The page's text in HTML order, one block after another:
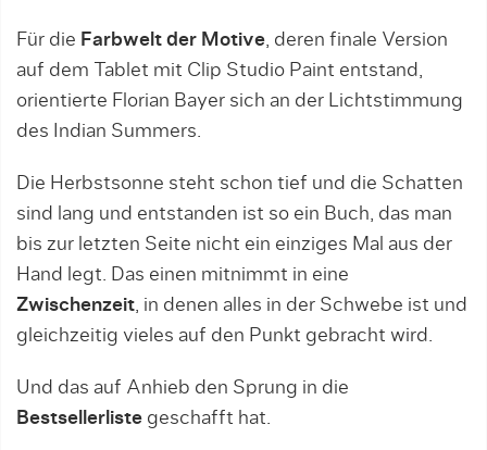
Für die Farbwelt der Motive, deren finale Version
auf dem Tablet mit Clip Studio Paint entstand,
orientierte Florian Bayer sich an der Lichtstimmung
des Indian Summers.
Die Herbstsonne steht schon tief und die Schatten
sind lang und entstanden ist so ein Buch, das man
bis zur letzten Seite nicht ein einziges Mal aus der
Hand legt. Das einen mitnimmt in eine
Zwischenzeit, in denen alles in der Schwebe ist und
gleichzeitig vieles auf den Punkt gebracht wird.
Und das auf Anhieb den Sprung in die
Bestsellerliste geschafft hat.